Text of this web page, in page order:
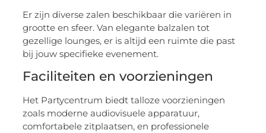
Er zijn diverse zalen beschikbaar die variëren in
grootte en sfeer. Van elegante balzalen tot
gezellige lounges, er is altijd een ruimte die past
bij jouw specifieke evenement.
Faciliteiten en voorzieningen
Het Partycentrum biedt talloze voorzieningen
zoals moderne audiovisuele apparatuur,
comfortabele zitplaatsen, en professionele